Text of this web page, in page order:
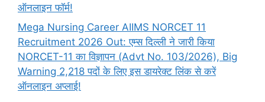
ऑनलाइन फॉर्म!
Mega Nursing Career AIIMS NORCET 11
Recruitment 2026 Out: एम्स दिल्ली ने जारी किया
NORCET-11 का विज्ञापन (Advt No. 103/2026), Big
Warning 2,218 पदों के लिए इस डायरेक्ट लिंक से करें
ऑनलाइन अप्लाई!